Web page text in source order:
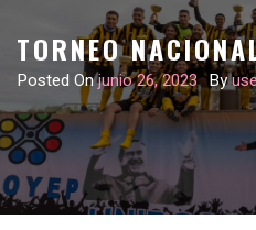
TORNEO
Posted Onjunio 26, 2023 By